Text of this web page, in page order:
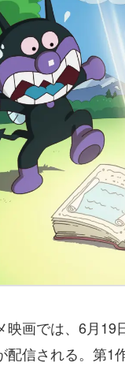
映画では、6月19
配信される。第1